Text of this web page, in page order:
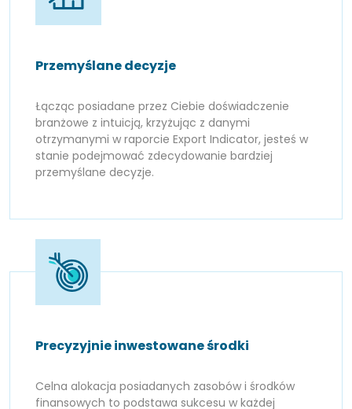
Przemyślane decyzje
Łącząc posiadane przez Ciebie doświadczenie
branżowe z intuicją, krzyżując z danymi
otrzymanymi w raporcie Export Indicator, jesteś w
stanie podejmować zdecydowanie bardziej
przemyślane decyzje.
Precyzyjnie inwestowane środki
Celna alokacja posiadanych zasobów i środków
finansowych to podstawa sukcesu w każdej